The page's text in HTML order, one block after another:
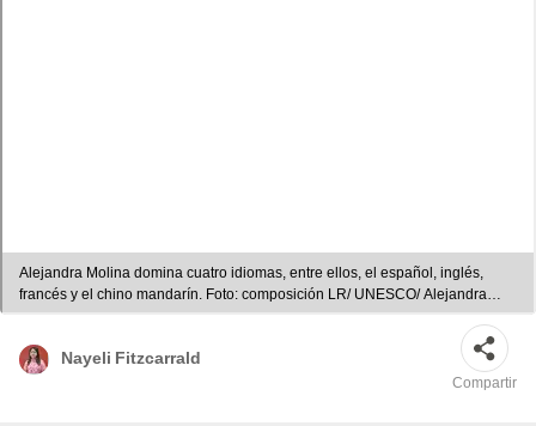
Alejandra Molina domina cuatro idiomas, entre ellos, el español, inglés,
francés y el chino mandarín. Foto: composición LR/ UNESCO/ Alejandra
Molina/ cortesía
Nayeli Fitzcarrald
Compartir